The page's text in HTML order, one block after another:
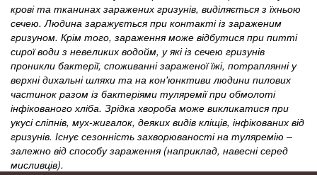
крові та тканинах заражених гризунів, виділяється з їхньою
сечею. Людина заражується при контакті із зараженим
гризуном. Крім того, зараження може відбутися при питті
сирої води з невеликих водойм, у які із сечею гризунів
проникли бактерії, споживанні зараженої їжі, потраплянні у
верхні дихальні шляхи та на кон'юнктиви людини пилових
частинок разом із бактеріями туляремії при обмолоті
інфікованого хліба. Зрідка хвороба може викликатися при
укусі сліпнів, мух-жигалок, деяких видів кліщів, інфікованих від
гризунів. Існує сезонність захворюваності на туляремію –
залежно від способу зараження (наприклад, навесні серед
мисливців).